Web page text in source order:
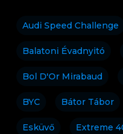
Audi Speed Challenge
Balatoni Évadnyitó
Bol D'Or Mirabaud
BYC Bátor Tábor
Esküvő Extreme